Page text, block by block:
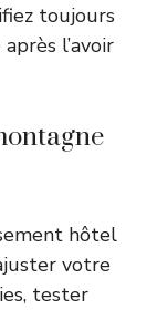
toujours
l’avoir
hôtel
votre
tester